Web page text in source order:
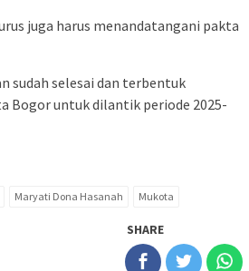
juga harus menandatangani pakta
sudah selesai dan terbentuk
Bogor untuk dilantik periode 2025-
Maryati Dona Hasanah Mukota
SHARE